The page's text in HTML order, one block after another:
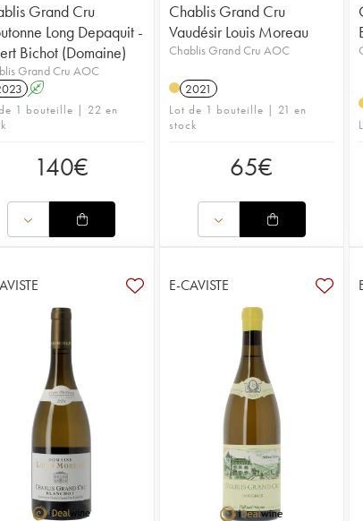
Grand Cru
Long Depaquit -
Bichot (Domaine)
Grand Cru AOC
A
1 bouteille | 22 en
140€
Chablis Grand Cru
Vaudésir Louis Moreau
Chablis Grand Cru AOC
2021
Lot de 1 bouteille | 21 en
stock
65€
E-CAVISTE